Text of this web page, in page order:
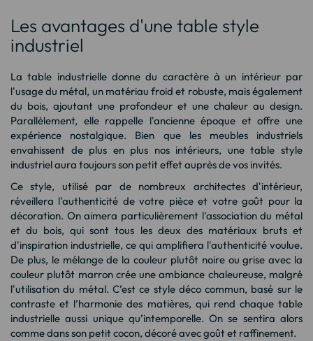
Les avantages d'une table style
industriel
La table industrielle donne du caractère à un intérieur par
l'usage du métal, un matériau froid et robuste, mais également
du bois, ajoutant une profondeur et une chaleur au design.
Parallèlement, elle rappelle l'ancienne époque et offre une
expérience nostalgique. Bien que les meubles industriels
envahissent de plus en plus nos intérieurs, une table style
industriel aura toujours son petit effet auprès de vos invités.
Ce style, utilisé par de nombreux architectes d'intérieur,
réveillera l'authenticité de votre pièce et votre goût pour la
décoration. On aimera particulièrement l'association du métal
et du bois, qui sont tous les deux des matériaux bruts et
d'inspiration industrielle, ce qui amplifiera l'authenticité voulue.
De plus, le mélange de la couleur plutôt noire ou grise avec la
couleur plutôt marron crée une ambiance chaleureuse, malgré
l'utilisation du métal. C’est ce style déco commun, basé sur le
contraste et l’harmonie des matières, qui rend chaque table
industrielle aussi unique qu’intemporelle. On se sentira alors
comme dans son petit cocon, décoré avec goût et raffinement.